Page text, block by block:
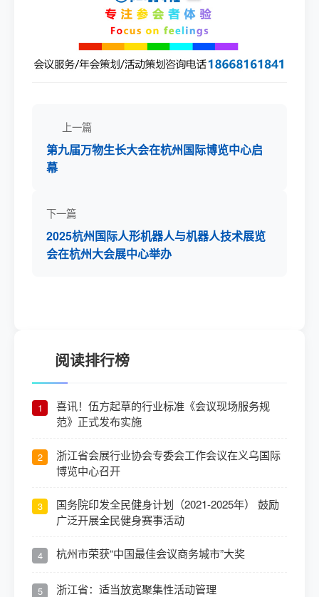
上一篇
第九届万物生长大会在杭州国际博览中心启
幕
下一篇
2025杭州国际人形机器人与机器人技术展览
会在杭州大会展中心举办
阅读排行榜
1
喜讯！伍方起草的行业标准《会议现场服务规
范》正式发布实施
2
浙江省会展行业协会专委会工作会议在义乌国际
博览中心召开
3
国务院印发全民健身计划（2021-2025年） 鼓励
广泛开展全民健身赛事活动
4 杭州市荣获“中国最佳会议商务城市”大奖
5 浙江省：适当放宽聚集性活动管理